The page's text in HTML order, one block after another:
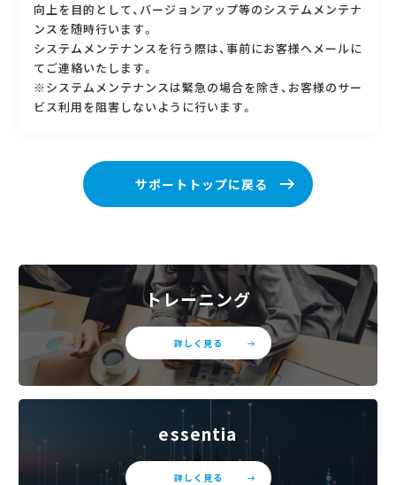
向上を目的として、バージョンアップ等のシステムメンテナ
ンスを随時行います。
システムメンテナンスを行う際は、事前にお客様へメールに
てご連絡いたします。
※システムメンテナンスは緊急の場合を除き、お客様のサー
ビス利用を阻害しないように行います。
サポートトップに戻る
トレーニング
詳しく見る
essentia
詳しく見る